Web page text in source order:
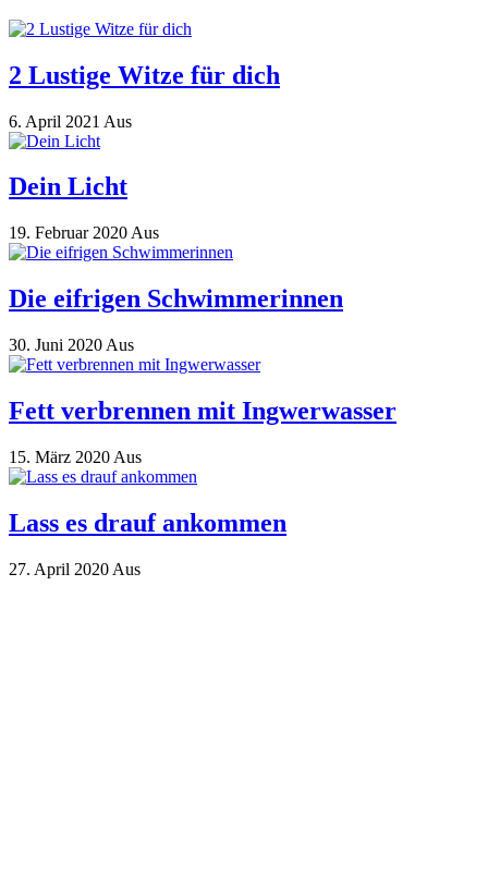
2 Lustige Witze für dich
6. April 2021 Aus
Dein Licht
19. Februar 2020 Aus
Die eifrigen Schwimmerinnen
30. Juni 2020 Aus
Fett verbrennen mit Ingwerwasser
15. März 2020 Aus
Lass es drauf ankommen
27. April 2020 Aus